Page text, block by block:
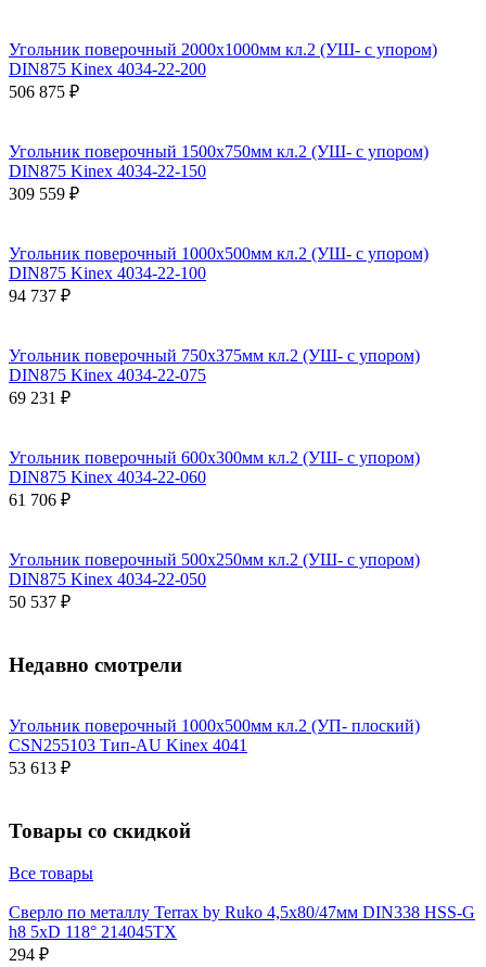
Угольник поверочный 2000х1000мм кл.2 (УШ- с упором)
DIN875 Kinex 4034-22-200
506 875 ₽
Угольник поверочный 1500х750мм кл.2 (УШ- с упором)
DIN875 Kinex 4034-22-150
309 559 ₽
Угольник поверочный 1000х500мм кл.2 (УШ- с упором)
DIN875 Kinex 4034-22-100
94 737 ₽
Угольник поверочный 750х375мм кл.2 (УШ- с упором)
DIN875 Kinex 4034-22-075
69 231 ₽
Угольник поверочный 600х300мм кл.2 (УШ- с упором)
DIN875 Kinex 4034-22-060
61 706 ₽
Угольник поверочный 500х250мм кл.2 (УШ- с упором)
DIN875 Kinex 4034-22-050
50 537 ₽
Недавно смотрели
Угольник поверочный 1000х500мм кл.2 (УП- плоский)
CSN255103 Тип-AU Kinex 4041
53 613 ₽
Товары со скидкой
Все товары
Сверло по металлу Terrax by Ruko 4,5x80/47мм DIN338 HSS-G
h8 5xD 118° 214045TX
294 ₽